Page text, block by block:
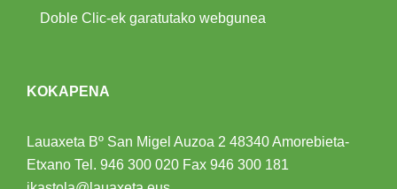
Doble Clic-ek garatutako webgunea
KOKAPENA
Lauaxeta Bº San Migel Auzoa 2 48340 Amorebieta-
Etxano Tel. 946 300 020 Fax 946 300 181